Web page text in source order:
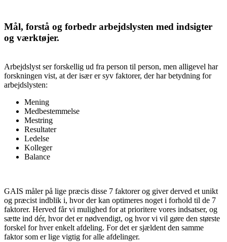
Mål, forstå og forbedr arbejdslysten med indsigter
og værktøjer.
Arbejdslyst ser forskellig ud fra person til person, men alligevel har
forskningen vist, at der især er syv faktorer, der har betydning for
arbejdslysten:
Mening
Medbestemmelse
Mestring
Resultater
Ledelse
Kolleger
Balance
GAIS måler på lige præcis disse 7 faktorer og giver derved et unikt
og præcist indblik i, hvor der kan optimeres noget i forhold til de 7
faktorer. Herved får vi mulighed for at prioritere vores indsatser, og
sætte ind dér, hvor det er nødvendigt, og hvor vi vil gøre den største
forskel for hver enkelt afdeling. For det er sjældent den samme
faktor som er lige vigtig for alle afdelinger.